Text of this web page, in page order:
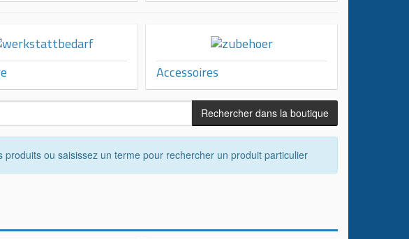
Accessoires
ou saisissez un terme pour rechercher un produit particulier